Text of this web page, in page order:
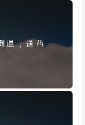
退，送药